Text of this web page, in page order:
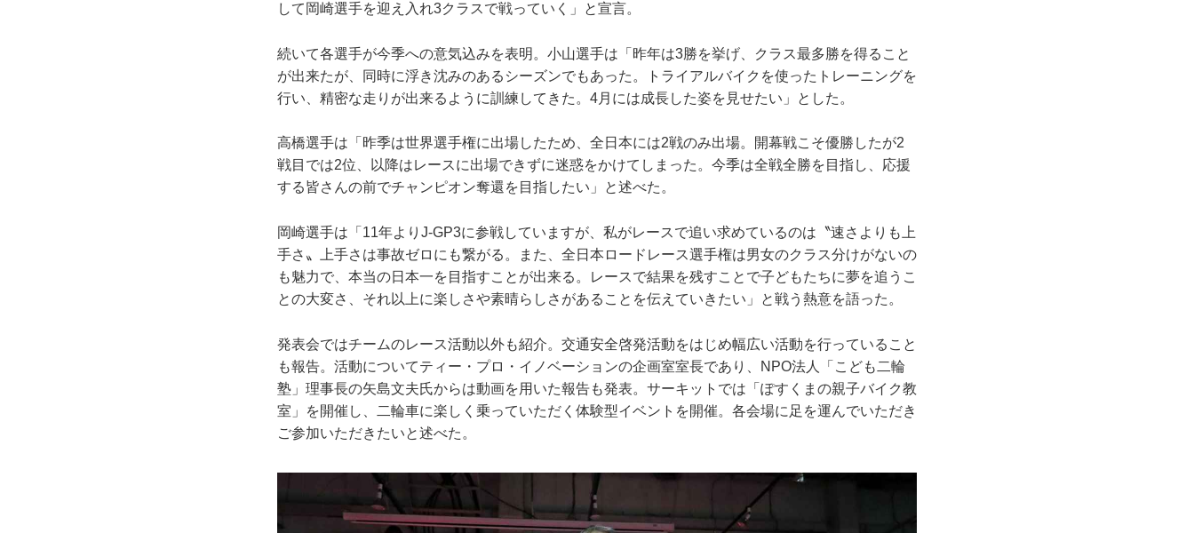
して岡崎選手を迎え入れ3クラスで戦っていく」と宣言。
続いて各選手が今季への意気込みを表明。小山選手は「昨年は3勝を挙げ、クラス最多勝を得ること
が出来たが、同時に浮き沈みのあるシーズンでもあった。トライアルバイクを使ったトレーニングを
行い、精密な走りが出来るように訓練してきた。4月には成長した姿を見せたい」とした。
高橋選手は「昨季は世界選手権に出場したため、全日本には2戦のみ出場。開幕戦こそ優勝したが2
戦目では2位、以降はレースに出場できずに迷惑をかけてしまった。今季は全戦全勝を目指し、応援
する皆さんの前でチャンピオン奪還を目指したい」と述べた。
岡崎選手は「11年よりJ-GP3に参戦していますが、私がレースで追い求めているのは〝速さよりも上
手さ〟上手さは事故ゼロにも繋がる。また、全日本ロードレース選手権は男女のクラス分けがないの
も魅力で、本当の日本一を目指すことが出来る。レースで結果を残すことで子どもたちに夢を追うこ
との大変さ、それ以上に楽しさや素晴らしさがあることを伝えていきたい」と戦う熱意を語った。
発表会ではチームのレース活動以外も紹介。交通安全啓発活動をはじめ幅広い活動を行っていること
も報告。活動についてティー・プロ・イノベーションの企画室室長であり、NPO法人「こども二輪
塾」理事長の矢島文夫氏からは動画を用いた報告も発表。サーキットでは「ぽすくまの親子バイク教
室」を開催し、二輪車に楽しく乗っていただく体験型イベントを開催。各会場に足を運んでいただき
ご参加いただきたいと述べた。